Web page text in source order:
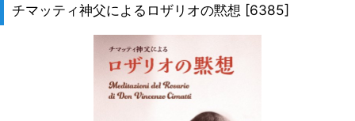
チマッティ神父によるロザリオの黙想 [6385]